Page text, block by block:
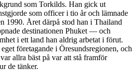
som Torkilds. Han gick ut
som officer i tio år och lämnade
1990. Året därpå stod han i Thailand
destinationen Phuket — och
i ett land han aldrig arbetat i förut.
företagande i Öresundsregionen, och
allra bäst på var att stå framför
de tänker.